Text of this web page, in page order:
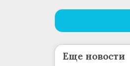
Еще новости